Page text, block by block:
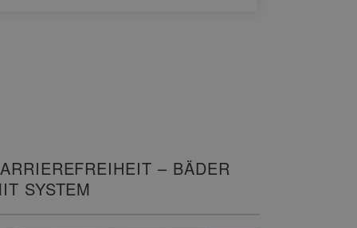
– BÄDER
SYSTEM